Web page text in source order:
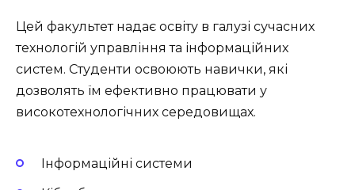
Цей факультет надає освіту в галузі сучасних
технологій управління та інформаційних
систем. Студенти освоюють навички, які
дозволять їм ефективно працювати у
високотехнологічних середовищах.
Інформаційні системи